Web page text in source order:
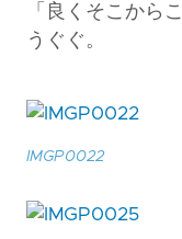
「良くそこから
うぐぐ。
IMGP0022